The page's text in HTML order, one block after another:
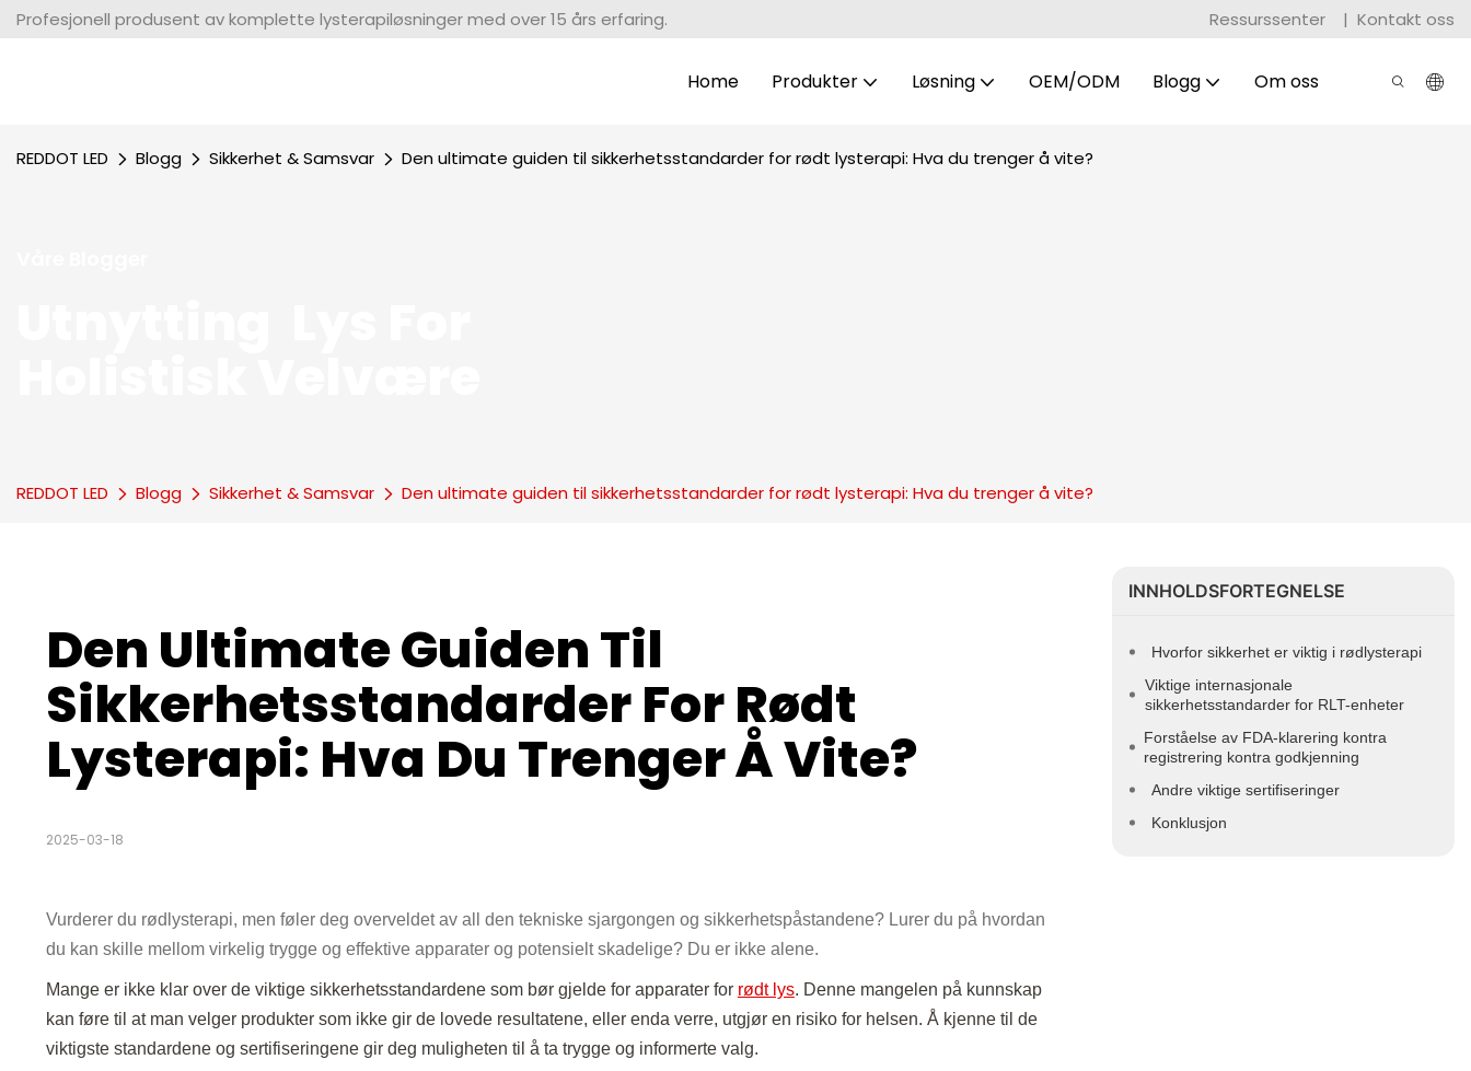
Profesjonell produsent av komplette lysterapiløsninger med over 15 års erfaring. Ressurssenter | Kontakt oss
Home Produkter Løsning OEM/ODM Blogg Om oss
REDDOT LED Blogg Sikkerhet & Samsvar Den ultimate guiden til sikkerhetsstandarder for rødt lysterapi: Hva du trenger å vite?
REDDOT LED Blogg Sikkerhet & Samsvar Den ultimate guiden til sikkerhetsstandarder for rødt lysterapi: Hva du trenger å vite?
Den Ultimate Guiden Til
Sikkerhetsstandarder For Rødt
Lysterapi: Hva Du Trenger Å Vite?
2025-03-18
Vurderer du rødlysterapi, men føler deg overveldet av all den tekniske sjargongen og sikkerhetspåstandene? Lurer du på hvordan
du kan skille mellom virkelig trygge og effektive apparater og potensielt skadelige? Du er ikke alene.
Mange er ikke klar over de viktige sikkerhetsstandardene som bør gjelde for apparater for rødt lys. Denne mangelen på kunnskap
kan føre til at man velger produkter som ikke gir de lovede resultatene, eller enda verre, utgjør en risiko for helsen. Å kjenne til de
viktigste standardene og sertifiseringene gir deg muligheten til å ta trygge og informerte valg.
INNHOLDSFORTEGNELSE
Hvorfor sikkerhet er viktig i rødlysterapi
Viktige internasjonale
sikkerhetsstandarder for RLT-enheter
Forståelse av FDA-klarering kontra
registrering kontra godkjenning
Andre viktige sertifiseringer
Konklusjon